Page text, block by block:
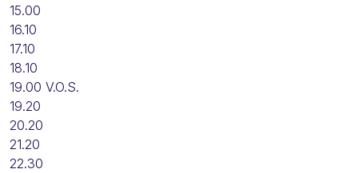
15.00
16.10
17.10
18.10
19.00 V.O.S.
19.20
20.20
21.20
22.30